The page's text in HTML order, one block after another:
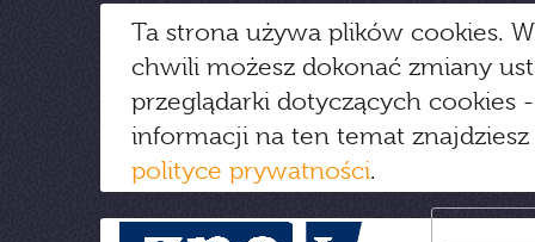
Ta strona używa plików cookies.
chwili możesz dokonać zmiany
przeglądarki dotyczących cookies
informacji na ten temat
polityce prywatności.